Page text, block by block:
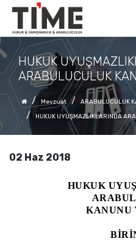
HUKUK
ARABULUCULUK
Mevzuat
ARABULUCULUK
HUKUK UYUŞMAZLIKLARINDA
02 Haz 2018
HUKUK
KANUNU